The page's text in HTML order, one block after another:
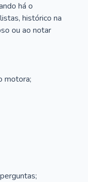
há o
histórico na
ou ao notar
motora;